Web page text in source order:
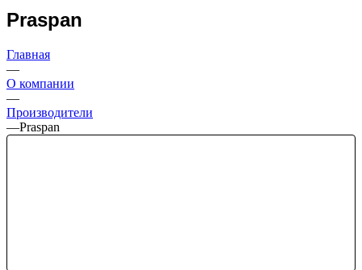
Praspan
Главная
—
О компании
—
Производители
—Praspan